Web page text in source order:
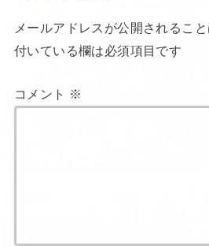
メールアドレスが公開されること
付いている欄は必須項目です
コメント ※